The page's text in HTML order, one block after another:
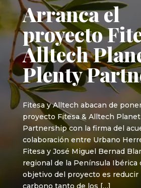
Arranca el
proyecto
Alltech
Plenty
Fitesa y Alltech abacan de
proyecto Fitesa & Alltech
Partnership con la firma del
colaboración entre Urbano
Fitesa y José Miguel Bernad
regional de la Península Ibérica
objetivo del proyecto es reducir
carbono ​tanto de los […]